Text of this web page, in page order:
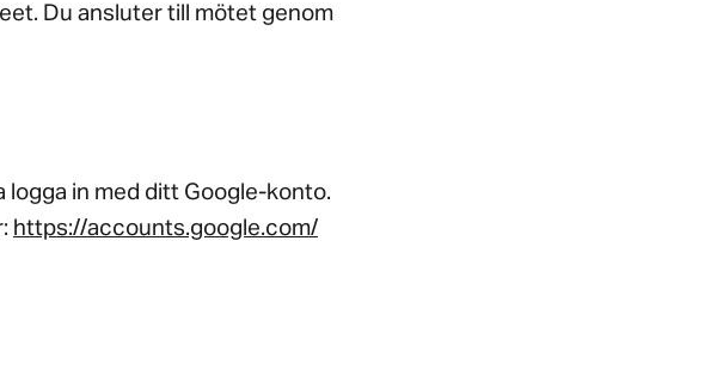
Du ansluter till mötet genom
logga in med ditt Google-konto.
https://accounts.google.com/